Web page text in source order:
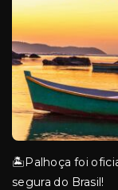
🏝️Palhoça foi
segura do Brasil!